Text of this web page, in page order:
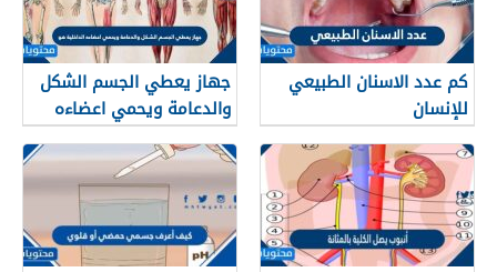
كم عدد الاسنان الطبيعي
للإنسان
جهاز يعطي الجسم الشكل
والدعامة ويحمي اعضاءه
الداخلية هو